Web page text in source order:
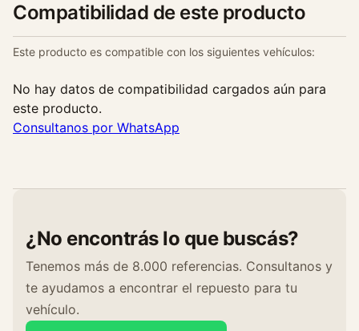
Compatibilidad de este producto
Este producto es compatible con los siguientes vehículos:
No hay datos de compatibilidad cargados aún para
este producto.
Consultanos por WhatsApp
¿No encontrás lo que buscás?
Tenemos más de 8.000 referencias. Consultanos y
te ayudamos a encontrar el repuesto para tu
vehículo.